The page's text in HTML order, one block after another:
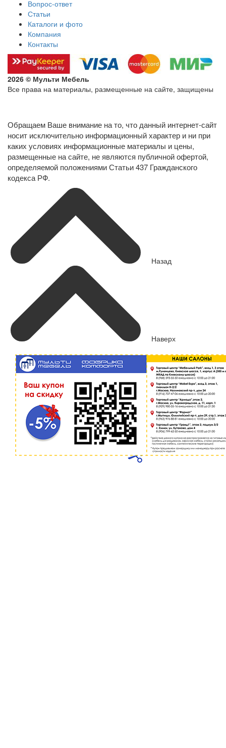
Вопрос-ответ
Статьи
Каталоги и фото
Компания
Контакты
2026 © Мульти Мебель
Все права на материалы, размещенные на сайте, защищены
Обращаем Ваше внимание на то, что данный интернет-сайт
носит исключительно информационный характер и ни при
каких условиях информационные материалы и цены,
размещенные на сайте, не являются публичной офертой,
определяемой положениями Статьи 437 Гражданского
кодекса РФ.
Назад
Наверх